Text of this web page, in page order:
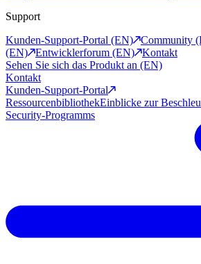
Support
Kunden-Support-Portal (EN)
Community
(EN)
Entwicklerforum (EN)
Kontakt
Sehen Sie sich das Produkt an (EN)
Kontakt
Kunden-Support-Portal
RessourcenbibliothekEinblicke zur
Security-Programms